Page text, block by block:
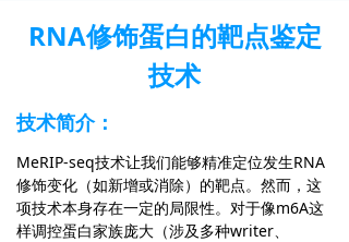
RNA修饰蛋白的靶点鉴定
技术
技术简介：
MeRIP-seq技术让我们能够精准定位发生RNA
修饰变化（如新增或消除）的靶点。然而，这
项技术本身存在一定的局限性。对于像m6A这
样调控蛋白家族庞大（涉及多种writer、